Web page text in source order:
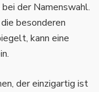
der Namenswahl.
besonderen
kann eine
der einzigartig ist